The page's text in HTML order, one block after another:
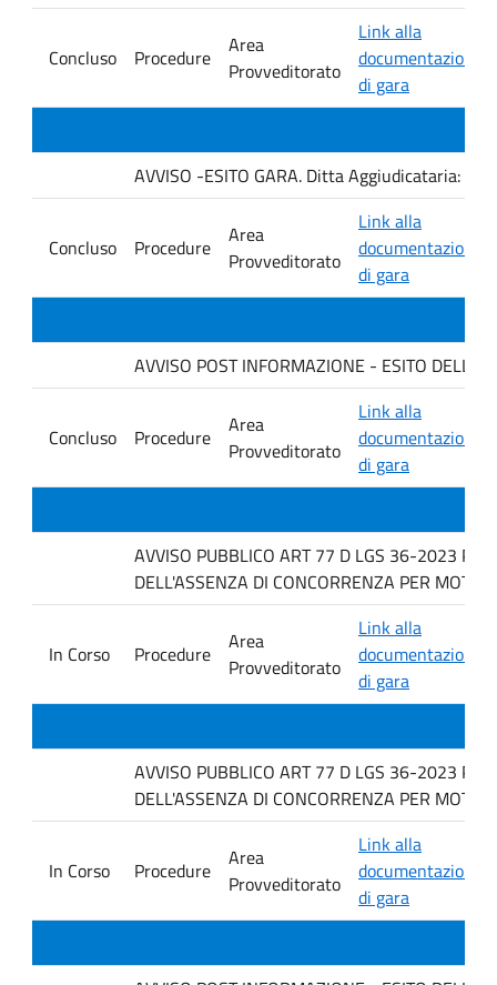
Concluso Procedure
Area
Provveditorato
Link alla
documentazione
di gara
AVVISO -ESITO GARA. Ditta Aggiudicataria:
Concluso Procedure
Area
Provveditorato
Link alla
documentazione
di gara
AVVISO POST INFORMAZIONE - ESITO
Concluso Procedure
Area
Provveditorato
Link alla
documentazione
di gara
AVVISO PUBBLICO ART 77 D LGS 36-2023 PER
DELL'ASSENZA DI CONCORRENZA PER MOTIVI
In Corso Procedure
Area
Provveditorato
Link alla
documentazione
di gara
AVVISO PUBBLICO ART 77 D LGS 36-2023 PER
DELL'ASSENZA DI CONCORRENZA PER MOTIVI
In Corso Procedure
Area
Provveditorato
Link alla
documentazione
di gara